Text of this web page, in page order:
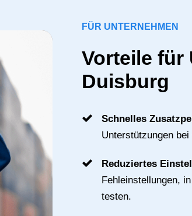
FÜR UNTERNEHMEN
Vorteile für
Duisburg
Schnelles
Unterstützungen
Reduziertes
Fehleinstellungen,
testen.